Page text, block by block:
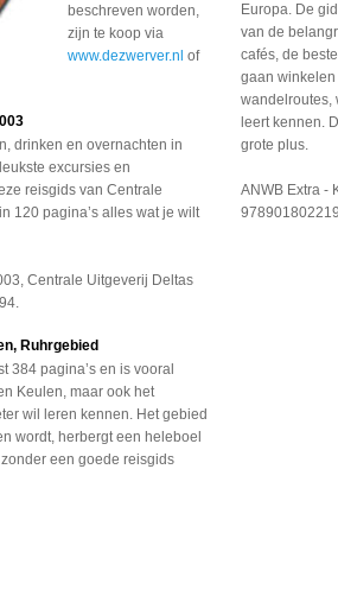
beschreven worden,
zijn te koop via
www.dezwerver.nl of
drinken en overnachten in
excursies en
reisgids van Centrale
120 pagina’s alles wat je wilt
Centrale Uitgeverij Deltas
Ruhrgebied
384 pagina’s en is vooral
Keulen, maar ook het
wil leren kennen. Het gebied
wordt, herbergt een heleboel
een goede reisgids
Europa. De
van de
cafés, de
gaan
wandelroutes,
leert kennen.
grote plus.
ANWB Extra -